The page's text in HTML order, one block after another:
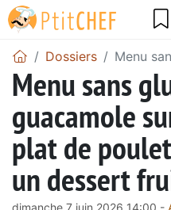
Dossiers Menu
Menu sans
guacamole
plat de
un dessert
dimanche 7 juin 2026 14:00 -